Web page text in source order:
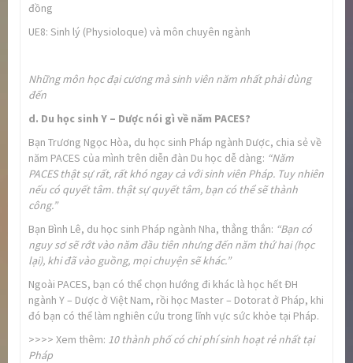
đồng
UE8: Sinh lý (Physioloque) và môn chuyên ngành
Những môn học đại cương mà sinh viên năm nhất phải dùng
đến
d. Du học sinh Y – Dược nói gì về năm PACES?
Bạn Trương Ngọc Hòa, du học sinh Pháp ngành Dược, chia sẻ về
năm PACES của mình trên diễn đàn Du học dễ dàng: “Năm
PACES thật sự rất, rất khó ngay cả với sinh viên Pháp. Tuy nhiên
nếu có quyết tâm. thật sự quyết tâm, bạn có thể sẽ thành
công.”
Bạn Bình Lê, du học sinh Pháp ngành Nha, thẳng thắn: “Bạn có
nguy sơ sẽ rớt vào năm đầu tiên nhưng đến năm thứ hai (học
lại), khi đã vào guồng, mọi chuyện sẽ khác.”
Ngoài PACES, bạn có thể chọn hướng đi khác là học hết ĐH
ngành Y – Dược ở Việt Nam, rồi học Master – Dotorat ở Pháp, khi
đó bạn có thể làm nghiên cứu trong lĩnh vực sức khỏe tại Pháp.
>>>> Xem thêm: 10 thành phố có chi phí sinh hoạt rẻ nhất tại
Pháp